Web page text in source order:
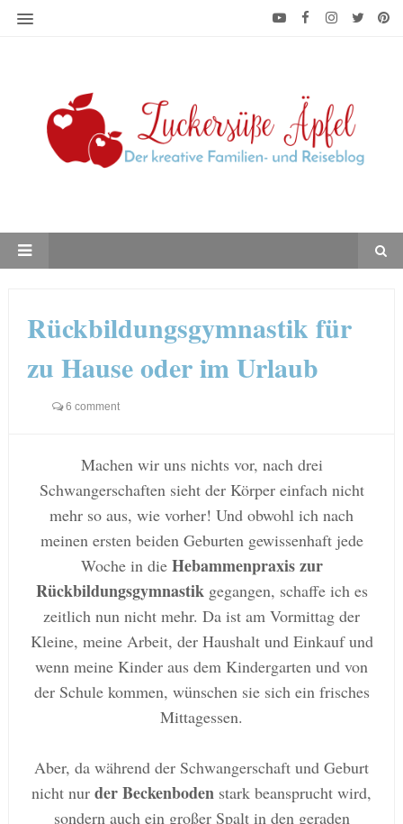
Rückbildungsgymnastik für
zu Hause oder im Urlaub
6 comment
Machen wir uns nichts vor, nach drei
Schwangerschaften sieht der Körper einfach nicht
mehr so aus, wie vorher! Und obwohl ich nach
meinen ersten beiden Geburten gewissenhaft jede
Woche in die Hebammenpraxis zur
Rückbildungsgymnastik gegangen, schaffe ich es
zeitlich nun nicht mehr. Da ist am Vormittag der
Kleine, meine Arbeit, der Haushalt und Einkauf und
wenn meine Kinder aus dem Kindergarten und von
der Schule kommen, wünschen sie sich ein frisches
Mittagessen.
Aber, da während der Schwangerschaft und Geburt
nicht nur der Beckenboden stark beansprucht wird,
sondern auch ein großer Spalt in den geraden